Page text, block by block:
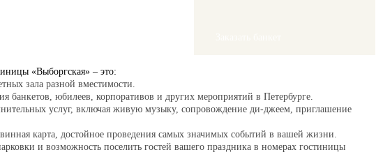
«Выборгская» – это:
зала разной вместимости.
банкетов, юбилеев, корпоративов и других мероприятий в Петербурге.
услуг, включая живую музыку, сопровождение ди-джеем, приглашение
карта, достойное проведения самых значимых событий в вашей жизни.
и возможность поселить гостей вашего праздника в номерах гостиницы